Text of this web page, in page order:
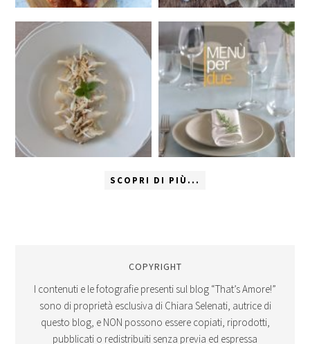
SCOPRI DI PIÙ...
COPYRIGHT
I contenuti e le fotografie presenti sul blog “That’s Amore!”
sono di proprietà esclusiva di Chiara Selenati, autrice di
questo blog, e NON possono essere copiati, riprodotti,
pubblicati o redistribuiti senza previa ed espressa